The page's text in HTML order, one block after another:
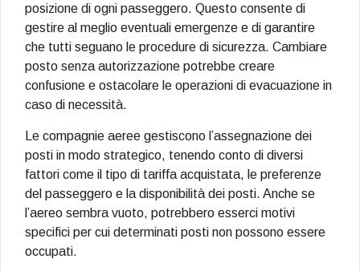
posizione di ogni passeggero. Questo consente di
gestire al meglio eventuali emergenze e di garantire
che tutti seguano le procedure di sicurezza. Cambiare
posto senza autorizzazione potrebbe creare
confusione e ostacolare le operazioni di evacuazione in
caso di necessità.
Le compagnie aeree gestiscono l’assegnazione dei
posti in modo strategico, tenendo conto di diversi
fattori come il tipo di tariffa acquistata, le preferenze
del passeggero e la disponibilità dei posti. Anche se
l’aereo sembra vuoto, potrebbero esserci motivi
specifici per cui determinati posti non possono essere
occupati.